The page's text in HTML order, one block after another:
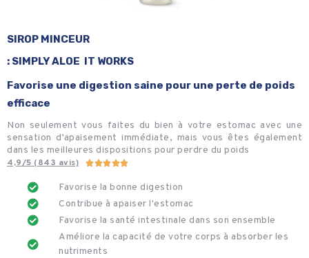
SIROP MINCEUR
: SIMPLY ALOE IT WORKS
Favorise une digestion saine pour une perte de poids
efficace
Non seulement vous faites du bien à votre estomac avec une
sensation d’apaisement immédiate, mais vous êtes également
dans les meilleures dispositions pour perdre du poids
4,9/5 (843 avis) 
Favorise la bonne digestion
Contribue à apaiser l'estomac​
Favorise la santé intestinale dans son ensemble
Améliore la capacité de votre corps à absorber les
nutriments